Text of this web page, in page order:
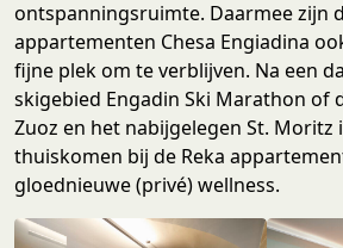
ontspanningsruimte. Daarmee zijn
appartementen Chesa Engiadina
fijne plek om te verblijven. Na een
skigebied Engadin Ski Marathon of
Zuoz en het nabijgelegen St. Moritz
thuiskomen bij de Reka
gloednieuwe (privé) wellness.